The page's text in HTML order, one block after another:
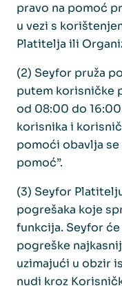
pravo na pomoć
u vezi s
Platitelja ili
(2) Seyfor pruža
putem korisničke
od 08:00 do
korisnika i
pomoći obavlja se
pomoć”.
(3) Seyfor
pogrešaka koje
funkcija. Seyfor
pogreške
uzimajući u obzir
nudi kroz